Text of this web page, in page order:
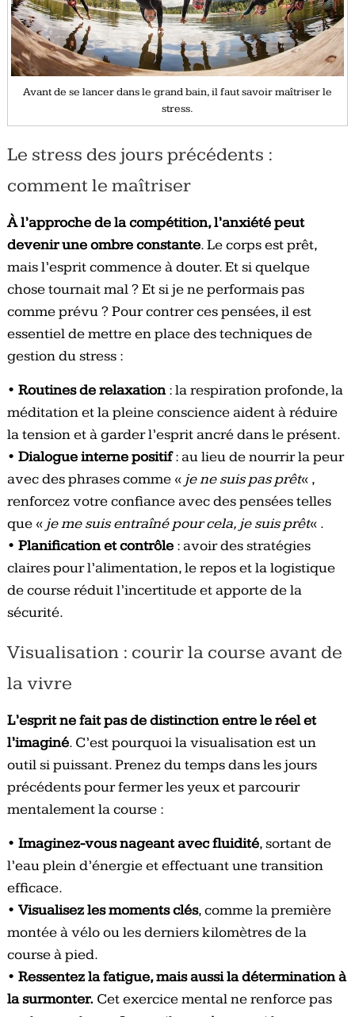
Avant de se lancer dans le grand bain, il faut savoir maîtriser le
stress.
Le stress des jours précédents :
comment le maîtriser
À l’approche de la compétition, l’anxiété peut
devenir une ombre constante. Le corps est prêt,
mais l’esprit commence à douter. Et si quelque
chose tournait mal ? Et si je ne performais pas
comme prévu ? Pour contrer ces pensées, il est
essentiel de mettre en place des techniques de
gestion du stress :
• Routines de relaxation: la respiration profonde, la
méditation et la pleine conscience aident à réduire
la tension et à garder l’esprit ancré dans le présent.
• Dialogue interne positif: au lieu de nourrir la peur
avec des phrases comme « je ne suis pas prêt« ,
renforcez votre confiance avec des pensées telles
que « je me suis entraîné pour cela, je suis prêt« .
• Planification et contrôle: avoir des stratégies
claires pour l’alimentation, le repos et la logistique
de course réduit l’incertitude et apporte de la
sécurité.
Visualisation : courir la course avant de
la vivre
L’esprit ne fait pas de distinction entre le réel et
l’imaginé. C’est pourquoi la visualisation est un
outil si puissant. Prenez du temps dans les jours
précédents pour fermer les yeux et parcourir
mentalement la course :
• Imaginez-vous nageant avec fluidité, sortant de
l’eau plein d’énergie et effectuant une transition
efficace.
•Visualisez les moments clés, comme la première
montée à vélo ou les derniers kilomètres de la
course à pied.
• Ressentez la fatigue, mais aussi la détermination à
la surmonter.Cet exercice mental ne renforce pas